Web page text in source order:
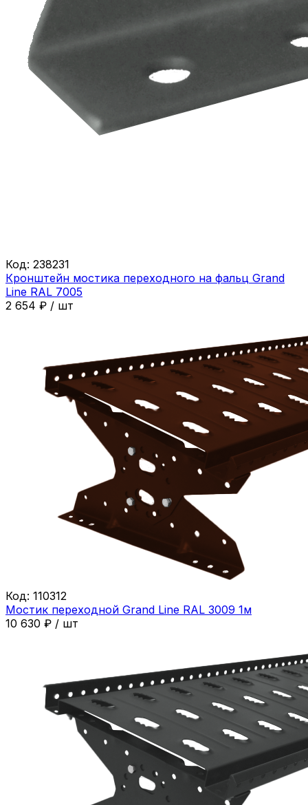
Код: 238231
Кронштейн мостика переходного на фальц Grand
Line RAL 7005
2 654 ₽ / шт
Код: 110312
Мостик переходной Grand Line RAL 3009 1м
10 630 ₽ / шт